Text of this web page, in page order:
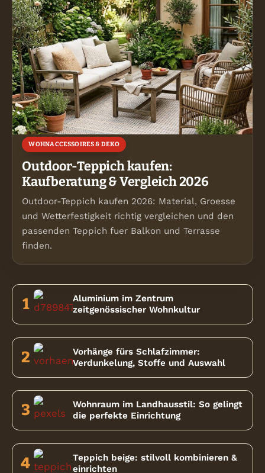
WOHNACCESSOIRES & DEKO
Outdoor-Teppich kaufen:
Kaufberatung & Vergleich 2026
Outdoor-Teppich kaufen 2026: Material, Groesse
und Wetterfestigkeit richtig vergleichen und den
passenden Teppich fuer Balkon und Terrasse
finden.
1
Aluminium im Zentrum
zeitgenössischer Wohnkultur
2
Vorhänge fürs Schlafzimmer:
Verdunkelung, Stoffe und Auswahl
3
Wohnraum im Landhausstil: So gelingt
die perfekte Einrichtung
4
Teppich beige: stilvoll kombinieren &
einrichten